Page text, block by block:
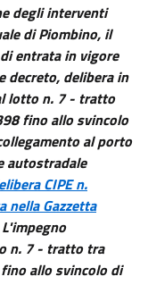
degli interventi
di Piombino, il
entrata in vigore
decreto, delibera in
lotto n. 7 - tratto
fino allo svincolo
al porto
autostradale
CIPE n.
nella Gazzetta
n. 7 - tratto tra
allo svincolo di